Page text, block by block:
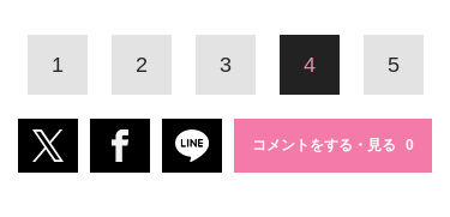
1 2 3 4 5
コメントをする・見る